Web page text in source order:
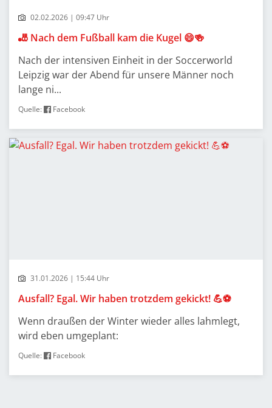
02.02.2026 | 09:47 Uhr
🎳 Nach dem Fußball kam die Kugel 😄🍻
Nach der intensiven Einheit in der Soccerworld
Leipzig war der Abend für unsere Männer noch
lange ni...
Quelle: Facebook
31.01.2026 | 15:44 Uhr
Ausfall? Egal. Wir haben trotzdem gekickt! 💪⚽️
Wenn draußen der Winter wieder alles lahmlegt,
wird eben umgeplant:
Quelle: Facebook